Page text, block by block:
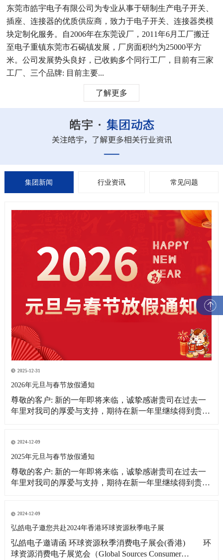
东莞市皓宇电子有限公司为专业从事于研制生产电子开关、
插座、连接器的优质供应商，致力于电子开关、连接器类模
块定制化服务。自2006年在东莞设厂，2011年6月工厂搬迁
至电子重镇东莞市石碣镇发展，厂房面积约为25000平方
米。公司发展势头良好，已收购多个同行工厂，目前有三家
工厂、三个品牌: 目前主要...
了解更多
集团新闻 行业资讯 常见问题
2025-12-31
2026年元旦与春节放假通知
尊敬的客户: 新的一年即将来临，诚挚感谢贵司在过去一
年里对我司的厚爱与支持，期待在新一年里继续得到贵司
单需求，提前做好春节期间物料准备工作，现将我司放假
相关事宜通知如下: 1、元旦放假
2024-12-09
2025年元旦与春节放假通知
尊敬的客户: 新的一年即将来临，诚挚感谢贵司在过去一
年里对我司的厚爱与支持，期待在新一年里继续得到贵司
求，提前做好春节期间物料准备工作，现将我司放假相关
事宜通知如下: 1、元旦放假时间：2025
2024-12-09
弘皓电子邀您共赴2024年香港环球资源秋季电子展
弘皓电子邀请函 环球资源秋季消费电子展会(香港) 环
球资源消费电子展览会（Global Sources Consumer